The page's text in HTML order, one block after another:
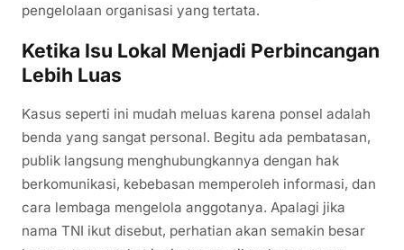
pengelolaan organisasi yang tertata.
Ketika Isu Lokal Menjadi Perbincangan
Lebih Luas
Kasus seperti ini mudah meluas karena ponsel adalah
benda yang sangat personal. Begitu ada pembatasan,
publik langsung menghubungkannya dengan hak
berkomunikasi, kebebasan memperoleh informasi, dan
cara lembaga mengelola anggotanya. Apalagi jika
nama TNI ikut disebut, perhatian akan semakin besar